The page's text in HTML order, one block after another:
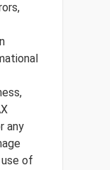
any
of